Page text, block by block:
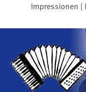
Zur Hauptnavigation
Zum Inhalt springen
Impressionen